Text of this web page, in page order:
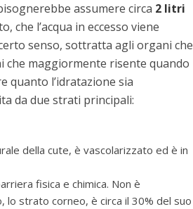
assumere circa 2 litri
che l’acqua in eccesso viene
senso, sottratta agli organi che
che maggiormente risente quando
quanto l’idratazione sia
da due strati principali:
della cute, è vascolarizzato ed è in
fisica e chimica. Non è
lo strato corneo, è circa il 30% del suo